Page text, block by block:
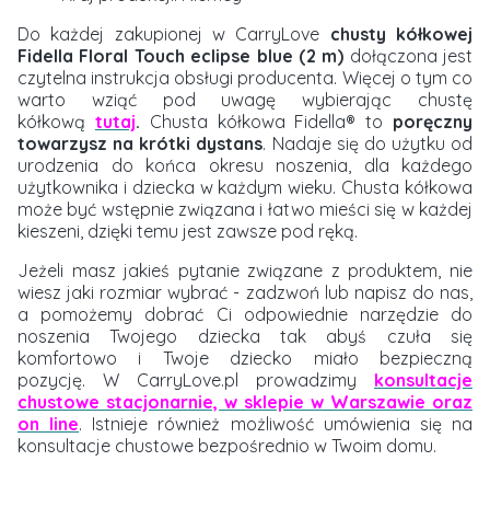
Do każdej zakupionej w CarryLove chusty kółkowej
Fidella Floral Touch eclipse blue (2 m) dołączona jest
czytelna instrukcja obsługi producenta. Więcej o tym co
warto wziąć pod uwagę wybierając chustę
kółkową tutaj. Chusta kółkowa Fidella® to poręczny
towarzysz na krótki dystans. Nadaje się do użytku od
urodzenia do końca okresu noszenia, dla każdego
użytkownika i dziecka w każdym wieku. Chusta kółkowa
może być wstępnie związana i łatwo mieści się w każdej
kieszeni, dzięki temu jest zawsze pod ręką.
Jeżeli masz jakieś pytanie związane z produktem, nie
wiesz jaki rozmiar wybrać - zadzwoń lub napisz do nas,
a pomożemy dobrać Ci odpowiednie narzędzie do
noszenia Twojego dziecka tak abyś czuła się
komfortowo i Twoje dziecko miało bezpieczną
pozycję. W CarryLove.pl prowadzimy
konsultacje
chustowe stacjonarnie, w sklepie w Warszawie oraz
on line. Istnieje również możliwość umówienia się na
konsultacje chustowe bezpośrednio w Twoim domu.